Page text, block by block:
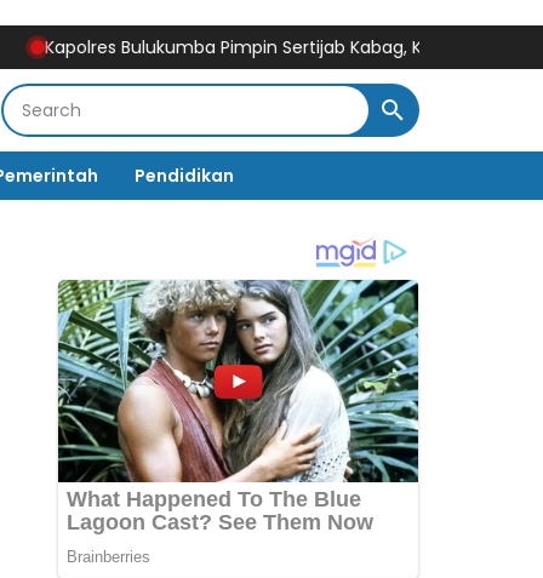
Bulukumba Pimpin Sertijab Kabag, Kasat, Kapolsek,
Pendidikan